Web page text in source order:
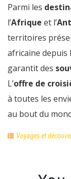
Parmi les
l’Afrique et l’
territoires
africaine depuis
garantit des
L’offre de
à toutes les
au bout du
Voyages et